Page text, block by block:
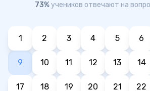
73%учеников отвечают на
1 2 3 4 5 6
9 10 11 12 13 14
17 18 19 20 21 22